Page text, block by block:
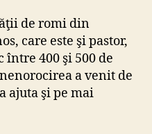
de romi din
care este şi pastor,
între 400 şi 500 de
a venit de
ajuta şi pe mai